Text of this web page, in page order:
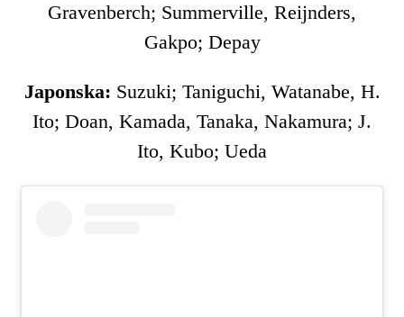
Gravenberch; Summerville, Reijnders,
Gakpo; Depay
Japonska: Suzuki; Taniguchi, Watanabe, H.
Ito; Doan, Kamada, Tanaka, Nakamura; J.
Ito, Kubo; Ueda